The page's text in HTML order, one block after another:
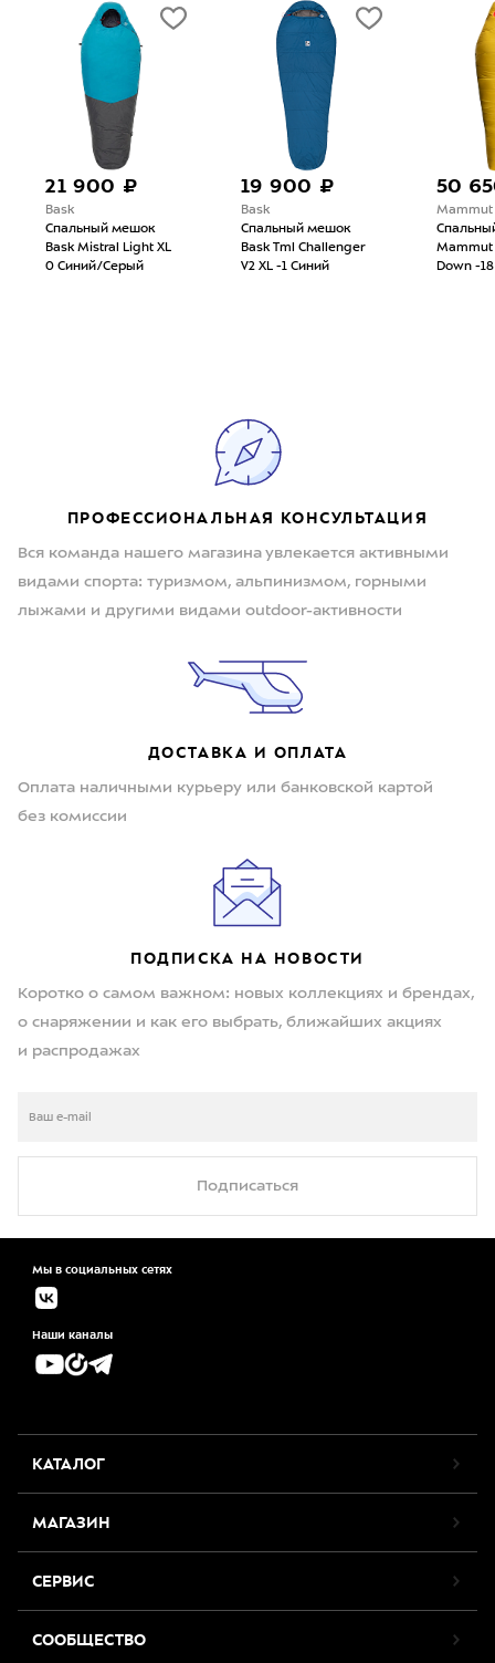
21 900 ₽
Bask
Спальный мешок
Bask Mistral Light XL
0 Синий/Серый
19 900 ₽
Bask
Спальный мешок
Bask Tml Challenger
V2 XL -1 Синий
50
Mammut
Mammut
Down -
ПРОФЕССИОНАЛЬНАЯ КОНСУЛЬТАЦИЯ
Вся команда нашего магазина увлекается активными
видами спорта: туризмом, альпинизмом, горными
лыжами и другими видами outdoor-активности
ДОСТАВКА И ОПЛАТА
Оплата наличными курьеру или банковской картой
без комиссии
ПОДПИСКА НА НОВОСТИ
Коротко о самом важном: новых коллекциях и брендах,
о снаряжении и как его выбрать, ближайших акциях
и распродажах
Подписаться
Мы в социальных сетях
Наши каналы
КАТАЛОГ
МАГАЗИН
СЕРВИС
СООБЩЕСТВО